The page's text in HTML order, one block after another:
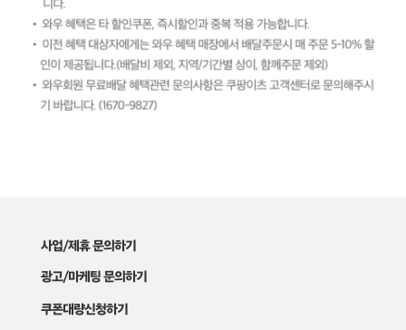
사업/제휴 문의하기
광고/마케팅 문의하기
쿠폰대량신청하기